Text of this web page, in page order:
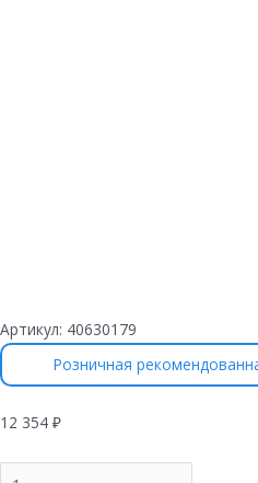
Артикул: 40630179
Розничная
12 354 ₽